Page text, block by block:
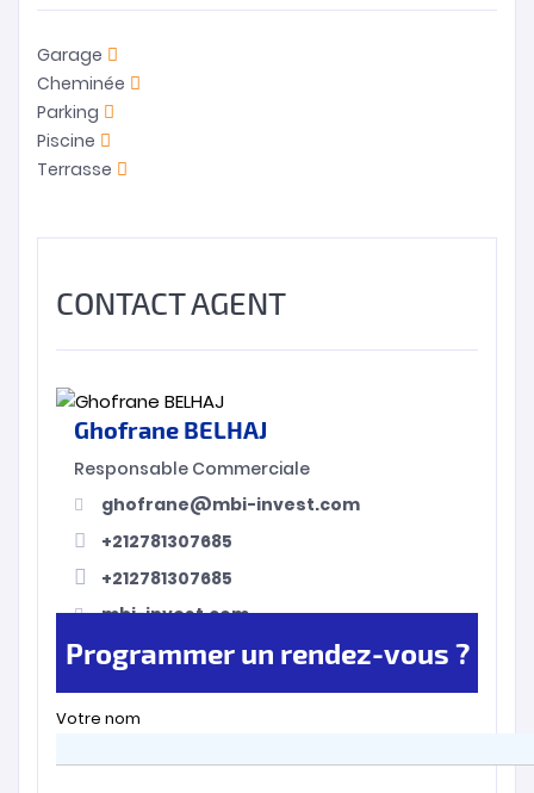
Garage
Cheminée
Parking
Piscine
Terrasse
CONTACT AGENT
Ghofrane BELHAJ
Responsable Commerciale
ghofrane@mbi-invest.com
+212781307685
+212781307685
mbi-invest.com
Programmer un rendez-vous ?
Votre nom